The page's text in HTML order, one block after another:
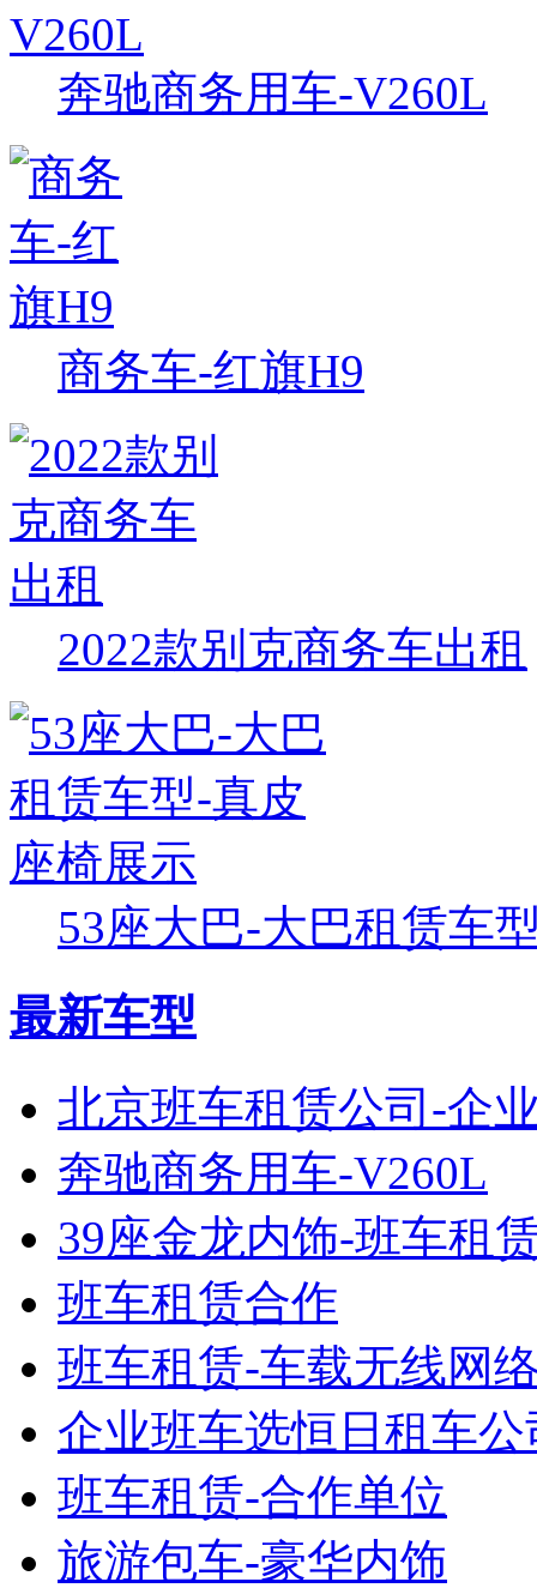
奔驰商务用车-V260L
商务车-红旗H9
2022款别克商务车出租
53座大巴-大巴租赁车
最新车型
北京班车租赁公司-企
奔驰商务用车-V260L
39座金龙内饰-班车租
班车租赁合作
班车租赁-车载无线网
企业班车选恒日租车公
班车租赁-合作单位
旅游包车-豪华内饰